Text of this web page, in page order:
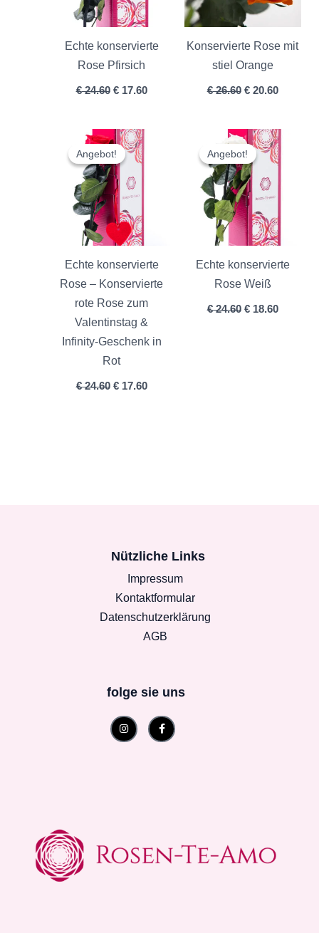
Echte konservierte
Rose Pfirsich
€24.60 €17.60
Konservierte Rose mit
stiel Orange
€26.60 €20.60
Angebot!
Angebot!
Echte konservierte
Rose – Konservierte
rote Rose zum
Valentinstag &
Infinity‑Geschenk in
Rot
€24.60
Ursprünglicher
Preis
war:
€ 24.60
€17.60
Angebot!
Angebot!
Echte konservierte
Rose Weiß
€24.60
Ursprünglicher
Preis
war:
€ 24.60
€18.60
Preis
ist:
folge sie uns
InstagramFacebook-
f
Nützliche Links
Impressum
Kontaktformular
Datenschutzerklärung
AGB